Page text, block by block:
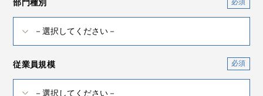
部門種別
従業員規模